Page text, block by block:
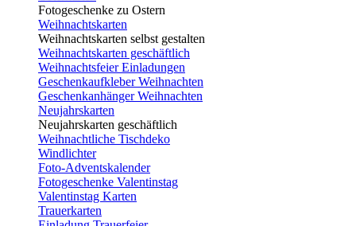
Fotogeschenke zu Ostern
Weihnachtskarten
Weihnachtskarten selbst gestalten
Weihnachtskarten geschäftlich
Weihnachtsfeier Einladungen
Geschenkaufkleber Weihnachten
Geschenkanhänger Weihnachten
Neujahrskarten
Neujahrskarten geschäftlich
Weihnachtliche Tischdeko
Windlichter
Foto-Adventskalender
Fotogeschenke Valentinstag
Valentinstag Karten
Trauerkarten